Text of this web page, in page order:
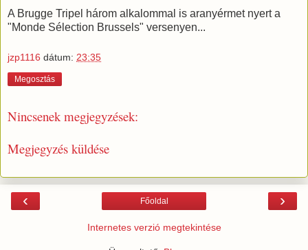
A Brugge Tripel három alkalommal is aranyérmet nyert a
"Monde Sélection Brussels" versenyen...
jzp1116 dátum: 23:35
Megosztás
Nincsenek megjegyzések:
Megjegyzés küldése
‹ ›
Főoldal
Internetes verzió megtekintése